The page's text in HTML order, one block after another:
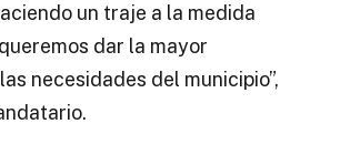
un traje a la medida
dar la mayor
necesidades del municipio”,